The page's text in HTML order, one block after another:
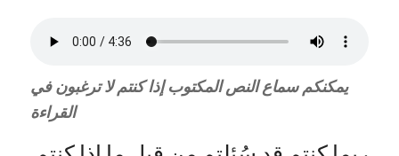
يمكنكم سماع النص المكتوب إذا كنتم لا ترغبون في
القراءة